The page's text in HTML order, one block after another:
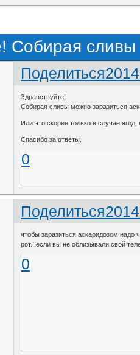
Собирая
Поделиться
Здравствуйте!
Собирая сливы можно заразиться
Или это скорее только в случае
Спасибо за ответы.
0
Поделиться
чтобы заразиться аскаридозом
рот...если вы не облизывали свой
0